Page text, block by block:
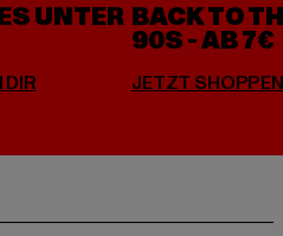
UNTER BACK TO
90S - AB 7€